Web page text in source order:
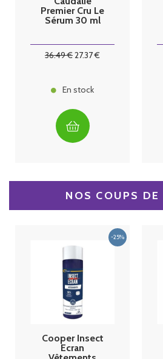
Premier Cru Le
Sérum 30 ml
36.49€27.37€
En stock
NOS COUPS DE
Cooper Insect
Ecran